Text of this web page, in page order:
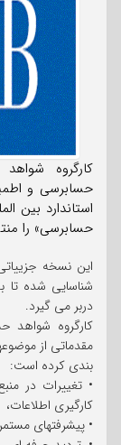
کارگروه
حسابرسی» را
این نسخه
شناسایی شده تا
دربر می گیرد.
کارگروه شواهد
مقدماتی از
بندی کرده است:
• تغییرات در
کارگیری اطلاعات،
• پیشرفتهای